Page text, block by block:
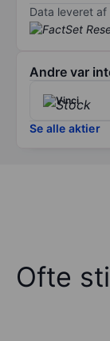
Data leveret af
Andre var
Vinci
Se alle aktier
Ofte